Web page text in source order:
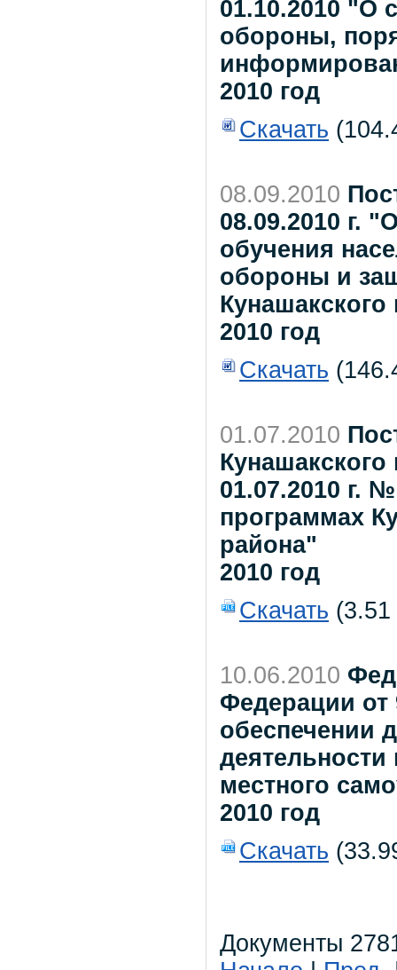
01.10.2010 "О
обороны,
2010 год
Скачать
08.09.2010
08.09.2010 г.
обучения
обороны и
2010 год
Скачать
01.07.2010
01.07.2010 г.
программах
района"
2010 год
Скачать
10.06.2010
Федерации от
обеспечении
деятельности
местного
2010 год
Скачать
Документы